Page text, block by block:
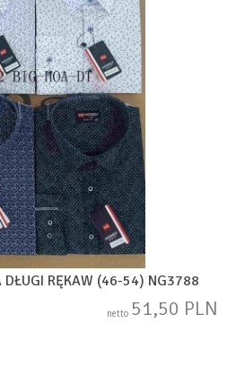
DŁUGI RĘKAW (46-54) NG3788
netto 51,50 PLN